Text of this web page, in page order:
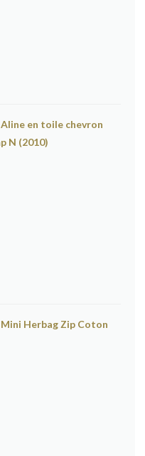
en toile chevron
N (2010)
Herbag Zip Coton